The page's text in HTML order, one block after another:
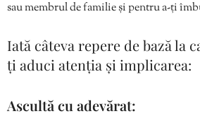
sau membrul de familie și pentru a-ți
Iată câteva repere de bază la
ți aduci atenția și implicarea:
Ascultă cu adevărat: